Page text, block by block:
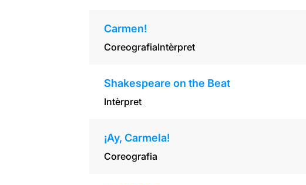
Carmen!
CoreografiaIntèrpret
Shakespeare on the Beat
Intèrpret
¡Ay, Carmela!
Coreografia